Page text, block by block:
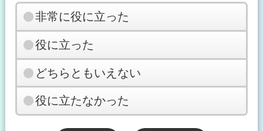
非常に役に立った
役に立った
どちらともいえない
役に立たなかった